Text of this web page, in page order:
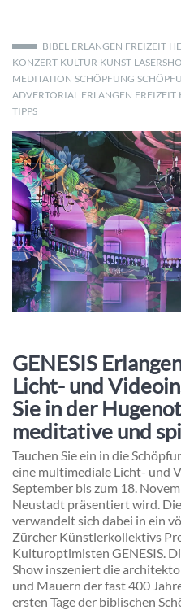
BIBEL ERLANGEN FREIZEIT
KONZERT KULTUR KUNST
MEDITATION SCHÖPFUNG
ADVERTORIAL ERLANGEN FREIZEIT
TIPPS
GENESIS
Licht- und
Sie in der
meditative und
Tauchen Sie ein in die
eine multimediale Licht- und
September bis zum 18.
Neustadt präsentiert wird.
verwandelt sich dabei in ein
Zürcher Künstlerkollektivs
Kulturoptimisten GENESIS.
Show inszeniert die
und Mauern der fast 400
ersten Tage der biblischen